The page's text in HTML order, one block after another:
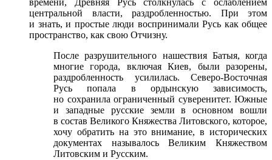
времени, Древняя Русь столкнулась с ослаблением
центральной власти, раздробленностью. При этом
и знать, и простые люди воспринимали Русь как общее
пространство, как свою Отчизну.
После разрушительного нашествия Батыя, когда
многие города, включая Киев, были разорены,
раздробленность усилилась. Северо-Восточная
Русь попала в ордынскую зависимость,
но сохранила ограниченный суверенитет. Южные
и западные русские земли в основном вошли
в состав Великого Княжества Литовского, которое,
хочу обратить на это внимание, в исторических
документах называлось Великим Княжеством
Литовским и Русским.